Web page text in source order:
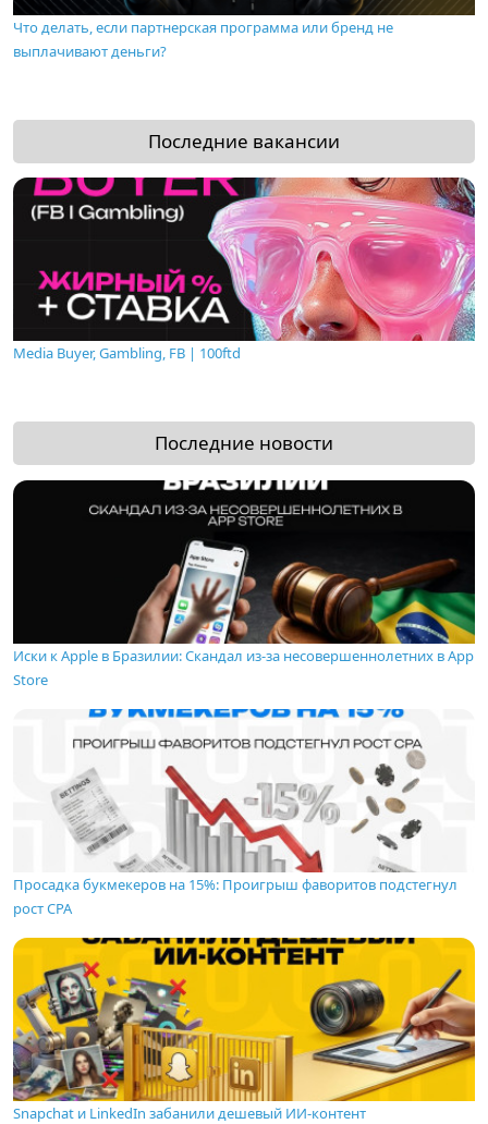
Что делать, если партнерская программа или бренд не
выплачивают деньги?
Последние вакансии
Media Buyer, Gambling, FB | 100ftd
Последние новости
Иски к Apple в Бразилии: Скандал из-за несовершеннолетних в App
Store
Просадка букмекеров на 15%: Проигрыш фаворитов подстегнул
рост CPA
Snapchat и LinkedIn забанили дешевый ИИ-контент